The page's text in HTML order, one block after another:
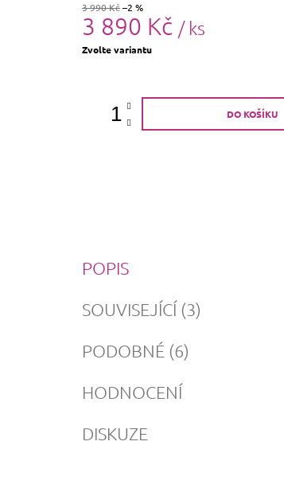
3 990 Kč–2 %
3 890 Kč / ks
Měrná
Zvolte variantu
DO KOŠÍKU
POPIS
SOUVISEJÍCÍ (3)
PODOBNÉ (6)
HODNOCENÍ
DISKUZE